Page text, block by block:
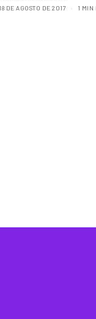
18 DE AGOSTO DE 2017
1 MIN